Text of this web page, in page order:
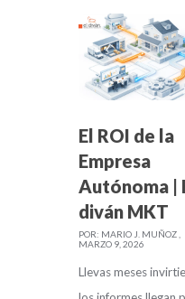
El ROI de la
Empresa
Autónoma |
diván MKT
POR: MARIO J. MUÑOZ
MARZO 9, 2026
Llevas meses